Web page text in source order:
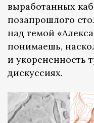
выработанных
позапрошлого
над темой
понимаешь,
и укорененность
дискуссиях.